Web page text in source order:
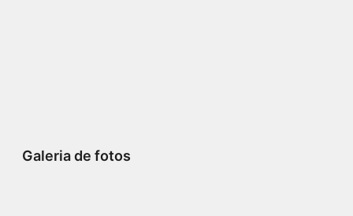
Galeria de fotos